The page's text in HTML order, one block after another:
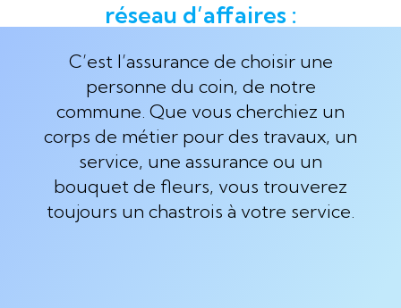
réseau d’affaires :
C’est l’assurance de choisir une
personne du coin, de notre
commune. Que vous cherchiez un
corps de métier pour des travaux, un
service, une assurance ou un
bouquet de fleurs, vous trouverez
toujours un chastrois à votre service.